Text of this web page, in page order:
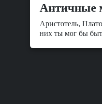
Античные
Аристотель,
них ты мог бы